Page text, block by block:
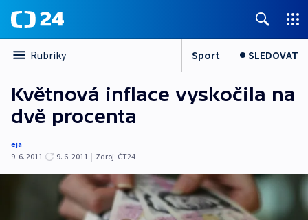
Rubriky Sport SLEDOVAT
Květnová inflace vyskočila na
dvě procenta
eja
9. 6. 2011
9. 6. 2011 | Zdroj: ČT24